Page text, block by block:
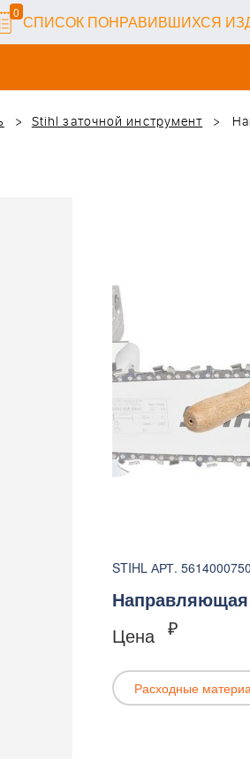
0 СПИСОК ПОНРАВИВШИХСЯ
Stihl заточной инструмент
STIHL АРТ.
Цена ₽
Расходные